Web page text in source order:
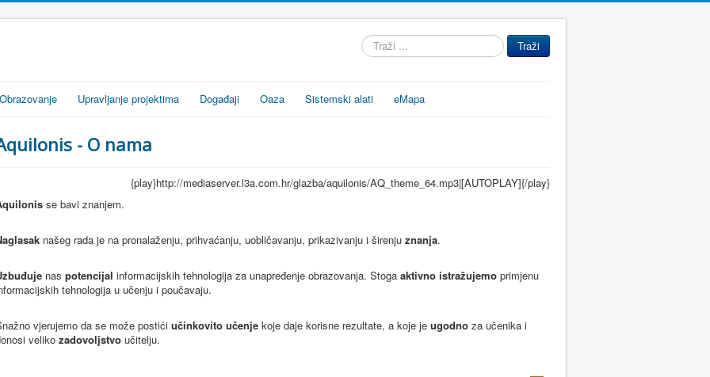
Traži
...
Traži
Obrazovanje Upravljanje projektima Događaji Oaza Sistemski alati eMapa
- O nama
{play}http://mediaserver.l3a.com.hr/glazba/aquilonis/AQ_theme_64.mp3|[AUTOPLAY]{/play}
se bavi znanjem.
našeg rada je na pronalaženju, prihvaćanju, uobličavanju, prikazivanju i širenju znanja.
nas potencijal informacijskih tehnologija za unapređenje obrazovanja. Stoga aktivno istražujemo primjenu
tehnologija u učenju i poučavaju.
vjerujemo da se može postići učinkovito učenje koje daje korisne rezultate, a koje je ugodno za učenika i
veliko zadovoljstvo učitelju.